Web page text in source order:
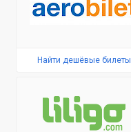
Найти дешёвые билеты